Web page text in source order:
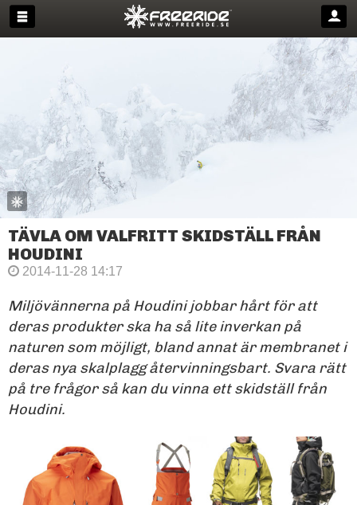
TÄVLA OM VALFRITT SKIDSTÄLL FRÅN
HOUDINI
2014-11-28 14:17
Miljövännerna på Houdini jobbar hårt för att
deras produkter ska ha så lite inverkan på
naturen som möjligt, bland annat är membranet i
deras nya skalplagg återvinningsbart. Svara rätt
på tre frågor så kan du vinna ett skidställ från
Houdini.